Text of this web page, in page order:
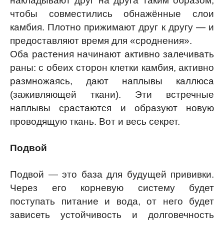
чтобы совместились обнажённые слои
камбия. Плотно прижимают друг к другу — и
предоставляют время для «сроднения».
Оба растения начинают активно залечивать
раны: с обеих сторон клетки камбия, активно
размножаясь, дают наплывы каллюса
(заживляющей ткани). Эти встречные
наплывы срастаются и образуют новую
проводящую ткань. Вот и весь секрет.
Подвой
Подвой — это база для будущей прививки.
Через его корневую систему будет
поступать питание и вода, от него будет
зависеть устойчивость и долговечность